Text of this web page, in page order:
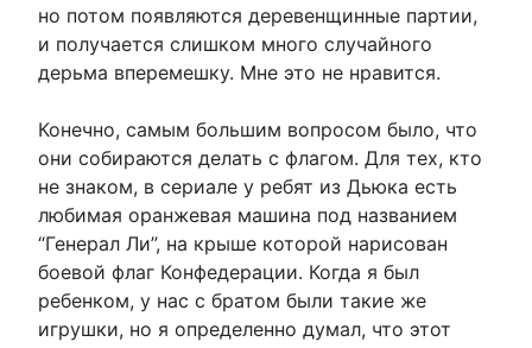
но потом появляются деревенщинные партии,
и получается слишком много случайного
дерьма вперемешку. Мне это не нравится.
Конечно, самым большим вопросом было, что
они собираются делать с флагом. Для тех, кто
не знаком, в сериале у ребят из Дьюка есть
любимая оранжевая машина под названием
“Генерал Ли”, на крыше которой нарисован
боевой флаг Конфедерации. Когда я был
ребенком, у нас с братом были такие же
игрушки, но я определенно думал, что этот